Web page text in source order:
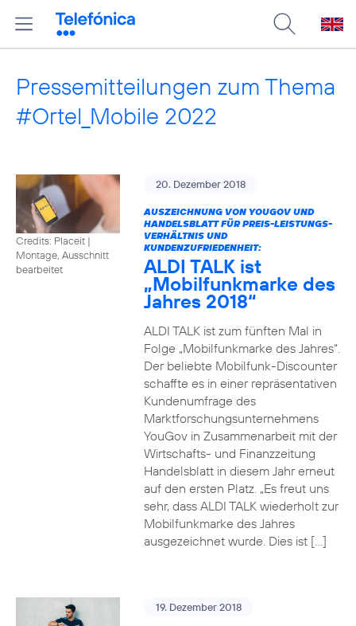
Pressemitteilungen zum Thema
#Ortel_Mobile 2022
Credits: Placeit |
Montage, Ausschnitt
bearbeitet
20. Dezember 2018
AUSZEICHNUNG VON YOUGOV UND
HANDELSBLATT FÜR PREIS-LEISTUNGS-
VERHÄLTNIS UND
KUNDENZUFRIEDENHEIT:
ALDI TALK ist
„Mobilfunkmarke des
Jahres 2018“
ALDI TALK ist zum fünften Mal in
Folge „Mobilfunkmarke des Jahres“.
Der beliebte Mobilfunk-Discounter
schaffte es in einer repräsentativen
Kundenumfrage des
Marktforschungsunternehmens
YouGov in Zusammenarbeit mit der
Wirtschafts- und Finanzzeitung
Handelsblatt in diesem Jahr erneut
auf den ersten Platz. „Es freut uns
sehr, dass ALDI TALK wiederholt zur
Mobilfunkmarke des Jahres
ausgezeichnet wurde. Dies ist […]
19. Dezember 2018